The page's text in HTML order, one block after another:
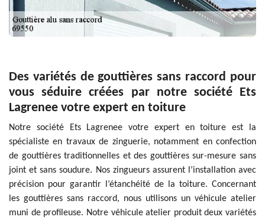
Des variétés de gouttières sans raccord pour
vous séduire créées par notre société Ets
Lagrenee votre expert en toiture
Notre société Ets Lagrenee votre expert en toiture est la
spécialiste en travaux de zinguerie, notamment en confection
de gouttières traditionnelles et des gouttières sur-mesure sans
joint et sans soudure. Nos zingueurs assurent l’installation avec
précision pour garantir l’étanchéité de la toiture. Concernant
les gouttières sans raccord, nous utilisons un véhicule atelier
muni de profileuse. Notre véhicule atelier produit deux variétés